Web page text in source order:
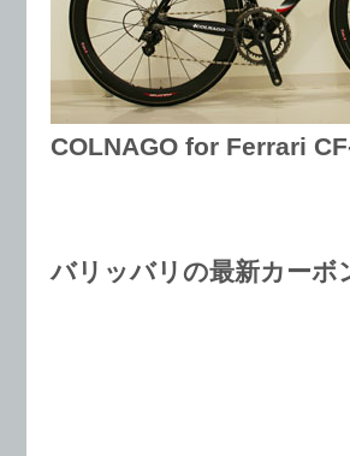
COLNAGO for Ferrari
バリッバリの最新カーボ